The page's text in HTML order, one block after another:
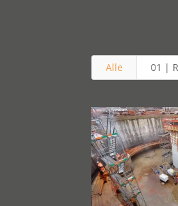
Alle 01 |